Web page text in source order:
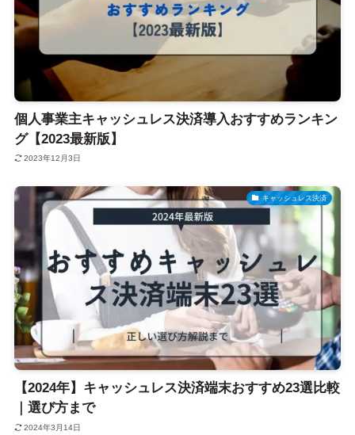
個人事業主キャッシュレス決済導入おすすめランキン
グ【2023最新版】
2023年12月3日
キャッシュレス決済
【2024年】キャッシュレス決済端末おすすめ23選比較
｜選び方まで
2024年3月14日